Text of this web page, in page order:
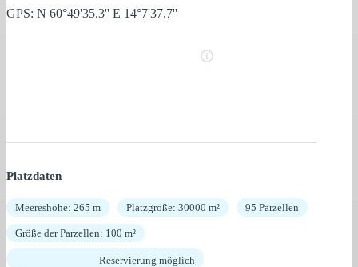
GPS: N 60°49'35.3'' E 14°7'37.7''
Platzdaten
Meereshöhe: 265 m Platzgröße: 30000 m² 95 Parzellen
Größe der Parzellen: 100 m²
Reservierung möglich